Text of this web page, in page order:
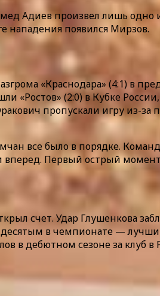
Адиев произвел лишь
нападения появился Мирзов.
«Краснодара» (4:1) в
«Ростов» (2:0) в Кубке
пропускали игру из-
все было в порядке.
Первый острый
счет. Удар Глушенкова
десятым в чемпионате —
в дебютном сезоне за клуб